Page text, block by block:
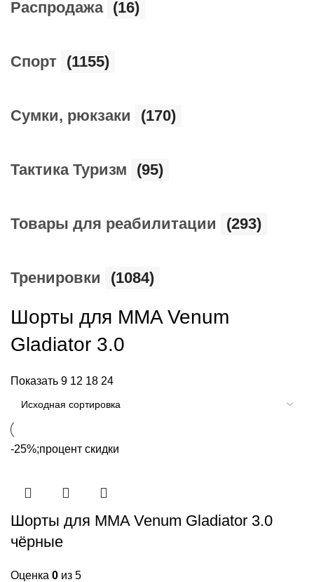
Распродажа (16)
Спорт (1155)
Сумки, рюкзаки (170)
Тактика Туризм (95)
Товары для реабилитации (293)
Тренировки (1084)
Шорты для MMA Venum
Gladiator 3.0
Показать 9 12 18 24
-25%;процент скидки
Шорты для MMA Venum Gladiator 3.0
чёрные
Оценка 0 из 5